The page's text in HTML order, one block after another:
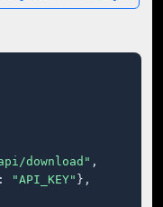
download" ,
: "API_KEY" },